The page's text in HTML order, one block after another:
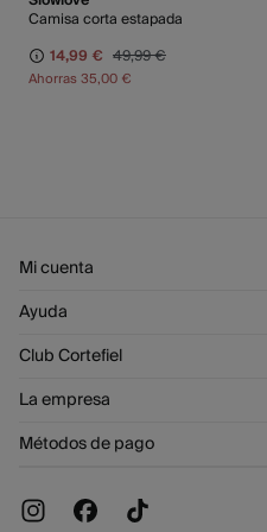
Camisa corta estapada
14,99 € 49,99 €
Ahorras35,00 €
Mi cuenta
Registrarme
Direcciones de envío
Tarjeta regalo online
Tarjeta abono
Ayuda
Atención al cliente
Preguntas frecuentes
Cambios, devoluciones y desistimiento
Club Cortefiel
La empresa
Trabaja con nosotros
Métodos de pago